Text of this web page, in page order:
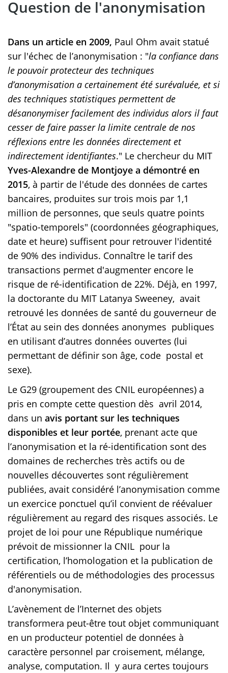
Question de l'anonymisation
Dans un article en 2009, Paul Ohm avait statué
sur l'échec de l’anonymisation : "la confiance dans
le pouvoir protecteur des techniques
d’anonymisation a certainement été surévaluée, et si
des techniques statistiques permettent de
désanonymiser facilement des individus alors il faut
cesser de faire passer la limite centrale de nos
réflexions entre les données directement et
indirectement identifiantes." Le chercheur du MIT
Yves-Alexandre de Montjoye a démontré en
2015, à partir de l'étude des données de cartes
bancaires, produites sur trois mois par 1,1
million de personnes, que seuls quatre points
"spatio-temporels" (coordonnées géographiques,
date et heure) suffisent pour retrouver l'identité
de 90% des individus. Connaître le tarif des
transactions permet d'augmenter encore le
risque de ré-identification de 22%. Déjà, en 1997,
la doctorante du MIT Latanya Sweeney, avait
retrouvé les données de santé du gouverneur de
l’État au sein des données anonymes publiques
en utilisant d’autres données ouvertes (lui
permettant de définir son âge, code postal et
sexe).
Le G29 (groupement des CNIL européennes) a
pris en compte cette question dès avril 2014,
dans un avis portant sur les techniques
disponibles et leur portée, prenant acte que
l’anonymisation et la ré-identification sont des
domaines de recherches très actifs ou de
nouvelles découvertes sont régulièrement
publiées, avait considéré l’anonymisation comme
un exercice ponctuel qu’il convient de réévaluer
régulièrement au regard des risques associés. Le
projet de loi pour une République numérique
prévoit de missionner la CNIL pour la
certification, l’homologation et la publication de
référentiels ou de méthodologies des processus
d'anonymisation.
L’avènement de l’Internet des objets
transformera peut-être tout objet communiquant
en un producteur potentiel de données à
caractère personnel par croisement, mélange,
analyse, computation. Il y aura certes toujours